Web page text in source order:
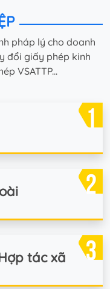
pháp lý cho doanh
đổi giấy phép kinh
VSATTP...
tác xã